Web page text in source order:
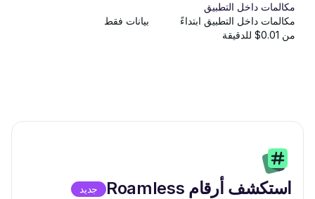
مكالمات داخل التطبيق
مكالمات داخل التطبيق ابتداءً
من 0.01$ للدقيقة
بيانات فقط
استكشف أرقام Roamless
جديد